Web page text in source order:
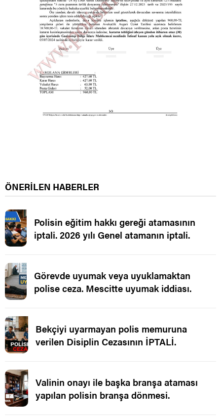
ÖNERİLEN HABERLER
Polisin eğitim hakkı gereği atamasının
iptali. 2026 yılı Genel atamanın iptali.
Görevde uyumak veya uyuklamaktan
polise ceza. Mescitte uyumak iddiası.
Bekçiyi uyarmayan polis memuruna
verilen Disiplin Cezasının İPTALİ.
Valinin onayı ile başka branşa ataması
yapılan polisin branşa dönmesi.